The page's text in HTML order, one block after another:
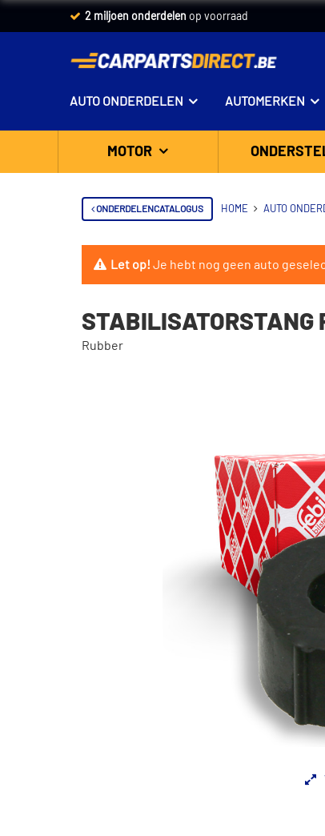
2 miljoen onderdelen op voorraad
AUTO ONDERDELEN AUTOMERKEN
MOTOR
ONDERDELENCATALOGUS HOME AUTO
Let op!Je hebt nog geen auto
STABILISATORSTANG
Rubber